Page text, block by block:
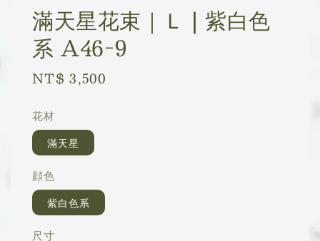
滿天星花束｜Ｌ | 紫白色
系 A46-9
Regular
NT$ 3,500
花材
滿天星
顔色
紫白色系
尺寸